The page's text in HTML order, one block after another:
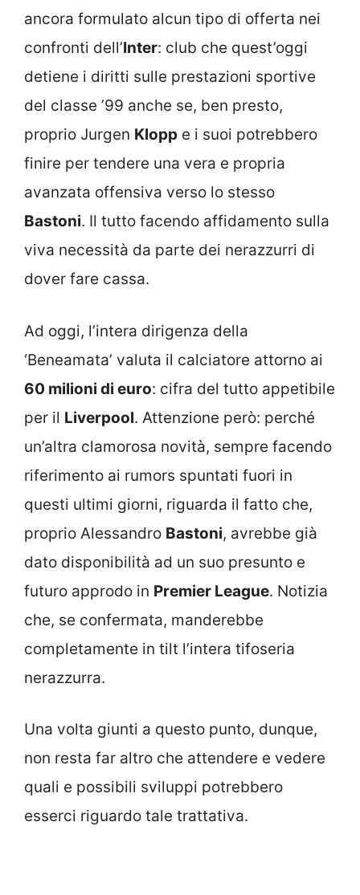
ancora formulato alcun tipo di offerta nei
confronti dell’Inter: club che quest’oggi
detiene i diritti sulle prestazioni sportive
del classe ’99 anche se, ben presto,
proprio Jurgen Klopp e i suoi potrebbero
finire per tendere una vera e propria
avanzata offensiva verso lo stesso
Bastoni. Il tutto facendo affidamento sulla
viva necessità da parte dei nerazzurri di
dover fare cassa.
Ad oggi, l’intera dirigenza della
‘Beneamata’ valuta il calciatore attorno ai
60 milioni di euro: cifra del tutto appetibile
per il Liverpool. Attenzione però: perché
un’altra clamorosa novità, sempre facendo
riferimento ai rumors spuntati fuori in
questi ultimi giorni, riguarda il fatto che,
proprio Alessandro Bastoni, avrebbe già
dato disponibilità ad un suo presunto e
futuro approdo in Premier League. Notizia
che, se confermata, manderebbe
completamente in tilt l’intera tifoseria
nerazzurra.
Una volta giunti a questo punto, dunque,
non resta far altro che attendere e vedere
quali e possibili sviluppi potrebbero
esserci riguardo tale trattativa.